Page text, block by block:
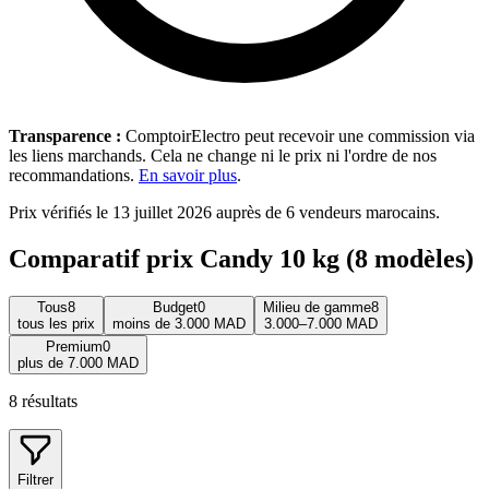
Transparence : ComptoirElectro peut recevoir une commission via
les liens marchands. Cela ne change ni le prix ni l'ordre de nos
recommandations. En savoir plus.
Prix vérifiés le 13 juillet 2026 auprès de 6 vendeurs marocains.
Comparatif prix Candy 10 kg (8 modèles)
Tous8
tous les prix
Budget0
moins de 3.000 MAD
Milieu de gamme8
3.000–7.000 MAD
Premium0
plus de 7.000 MAD
8 résultats
Filtrer